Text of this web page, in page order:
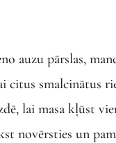
auzu pārslas,
citus smalcinātus
lai masa kļūst
novērsties un